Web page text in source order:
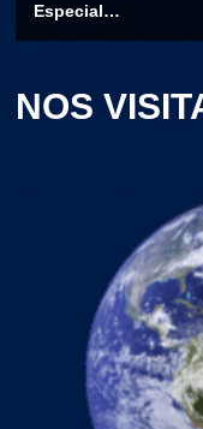
Especial…
NOS